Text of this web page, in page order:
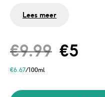
bes
Lees meer
€9.99 €5
€6.67/100ml